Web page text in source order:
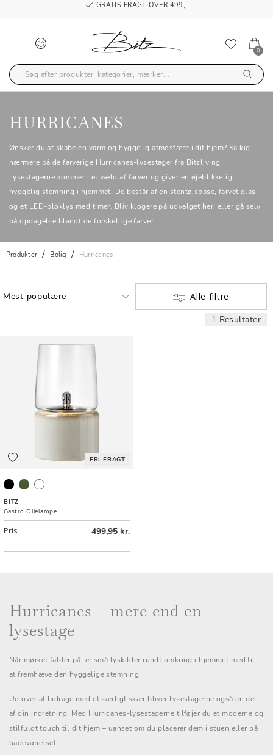
GRATIS FRAGT OVER 499,-
0
HURRICANES
Ønsker du at skabe en varm og hyggelig atmosfære i dit hjem? Så kig
nærmere på de farverige Hurricanes-lysestager fra Bitzliving.
Lysestagerne kommer i et væld af farver og giver en øjeblikkelig
hyggelig stemning i hjemmet. De består af en stentøjsbase, farvet glas
og et LED-bloklys med timer. Bliv klogere på udvalget her, eller gå selv
på opdagelse blandt de forskellige farver.
Produkter Bolig Hurricanes
Alle filtre
1 Resultater
FRI FRAGT
Sort
BITZ
Gastro Olielampe
Pris 499,95 kr.
Hurricanes – mere end en
lysestage
Når mørket falder på, er små lyskilder rundt omkring i hjemmet med til
at fremhæve den hyggelige stemning.
Ud over at bidrage med et særligt skær bliver lysestagerne også en del
af din indretning. Med Hurricanes-lysestagerne tilføjer du et moderne og
stilfuldt touch til dit hjem – uanset om du placerer dem i stuen eller på
badeværelset.